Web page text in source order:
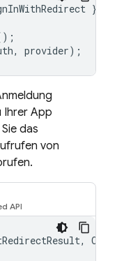
}
, provider);
Ihrer App
das
von
,